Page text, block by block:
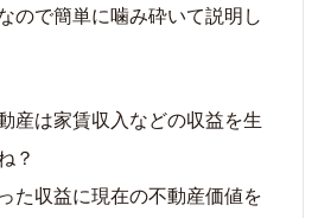
ので簡単に噛み砕いて説明し
産は家賃収入などの収益を生
？
た収益に現在の不動産価値を